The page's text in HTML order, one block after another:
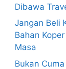
Dibawa
Jangan Beli
Bahan
Masa
Bukan